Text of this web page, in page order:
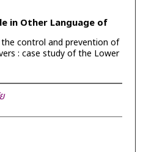
in Other Language of
the control and prevention of
: case study of the Lower